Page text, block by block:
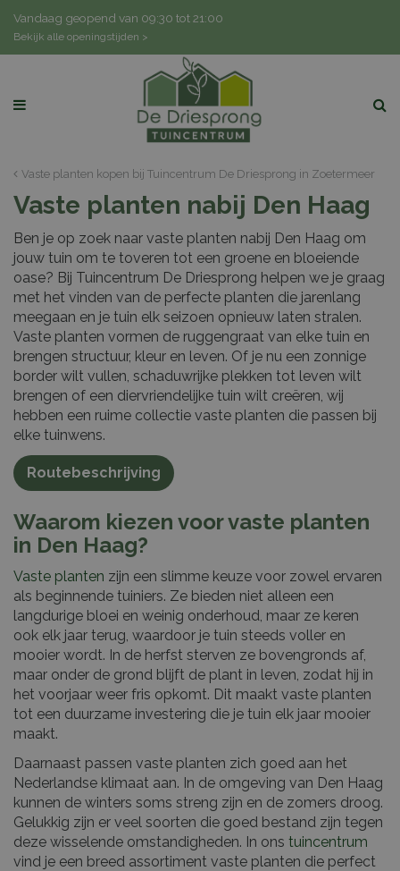
Vaste planten kopen bij Tuincentrum De Driesprong in Zoetermeer
Vandaag geopend van 09:30 tot21:00
Bekijk alle openingstijden >
Vaste planten nabij Den Haag
Ben je op zoek naar vaste planten nabij Den Haag om
jouw tuin om te toveren tot een groene en bloeiende
oase? Bij Tuincentrum De Driesprong helpen we je graag
met het vinden van de perfecte planten die jarenlang
meegaan en je tuin elk seizoen opnieuw laten stralen.
Vaste planten vormen de ruggengraat van elke tuin en
brengen structuur, kleur en leven. Of je nu een zonnige
border wilt vullen, schaduwrijke plekken tot leven wilt
brengen of een diervriendelijke tuin wilt creëren, wij
hebben een ruime collectie vaste planten die passen bij
elke tuinwens.
Routebeschrijving
Waarom kiezen voor vaste planten
in Den Haag?
Vaste planten zijn een slimme keuze voor zowel ervaren
als beginnende tuiniers. Ze bieden niet alleen een
langdurige bloei en weinig onderhoud, maar ze keren
ook elk jaar terug, waardoor je tuin steeds voller en
mooier wordt. In de herfst sterven ze bovengronds af,
maar onder de grond blijft de plant in leven, zodat hij in
het voorjaar weer fris opkomt. Dit maakt vaste planten
tot een duurzame investering die je tuin elk jaar mooier
maakt.
Daarnaast passen vaste planten zich goed aan het
Nederlandse klimaat aan. In de omgeving van Den Haag
kunnen de winters soms streng zijn en de zomers droog.
Gelukkig zijn er veel soorten die goed bestand zijn tegen
deze wisselende omstandigheden. In ons tuincentrum
vind je een breed assortiment vaste planten die perfect